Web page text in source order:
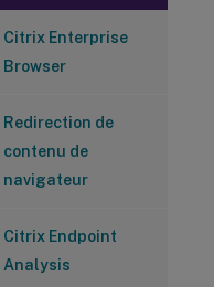
Citrix Enterprise
Browser
Redirection de
contenu de
navigateur
Citrix Endpoint
Analysis